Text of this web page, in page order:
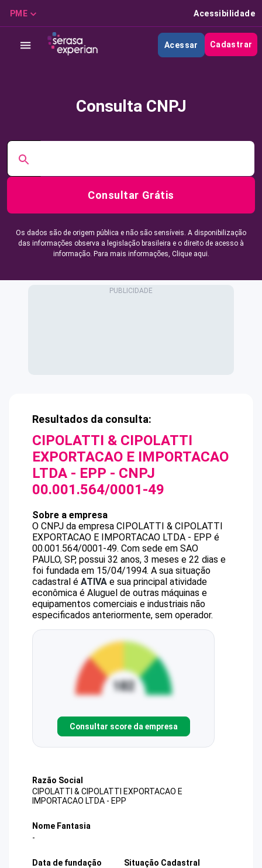
PME Acessibilidade
Acessar Cadastrar
Consulta CNPJ
Consultar Grátis
Os dados são de origem pública e não são sensíveis. A disponibilização
das informações observa a legislação brasileira e o direito de acesso à
informação. Para mais informações, Clique aqui.
Resultados da consulta:
CIPOLATTI & CIPOLATTI
EXPORTACAO E IMPORTACAO
LTDA - EPP - CNPJ
00.001.564/0001-49
Sobre a empresa
O CNPJ da empresa CIPOLATTI & CIPOLATTI
EXPORTACAO E IMPORTACAO LTDA - EPP é
00.001.564/0001-49. Com sede em SAO
PAULO, SP, possui 32 anos, 3 meses e 22 dias e
foi fundada em 15/04/1994. A sua situação
cadastral é ATIVA e sua principal atividade
econômica é Aluguel de outras máquinas e
equipamentos comerciais e industriais não
especificados anteriormente, sem operador.
Consultar score da empresa
Razão Social
CIPOLATTI & CIPOLATTI EXPORTACAO E
IMPORTACAO LTDA - EPP
Nome Fantasia
-
Data de fundação
Situação Cadastral